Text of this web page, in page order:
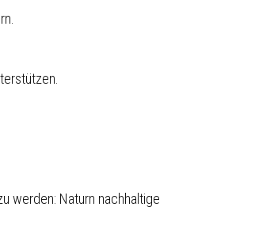
werden: Naturn nachhaltige